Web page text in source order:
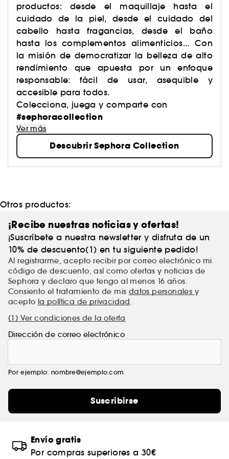
productos: desde el maquillaje hasta el
cuidado de la piel, desde el cuidado del
cabello hasta fragancias, desde el baño
hasta los complementos alimenticios... Con
la misión de democratizar la belleza de alto
rendimiento que apuesta por un enfoque
responsable: fácil de usar, asequible y
accesible para todos.
Colecciona, juega y comparte con
#sephoracollection
Ver más
Descubrir Sephora Collection
Otros productos:
¡Recibe nuestras noticias y ofertas!
¡Suscríbete a nuestra newsletter y disfruta de un
10% de descuento(1) en tu siguiente pedido!
Al registrarme, acepto recibir por correo electrónico mi
código de descuento, así como ofertas y noticias de
Sephora y declaro que tengo al menos 16 años.
Consiento el tratamiento de mis datos personales y
acepto la política de privacidad.
(1) Ver condiciones de la oferta
Dirección de correo electrónico
Por ejemplo: nombre@ejemplo.com
Suscribirse
Envío gratis
Por compras superiores a 30€